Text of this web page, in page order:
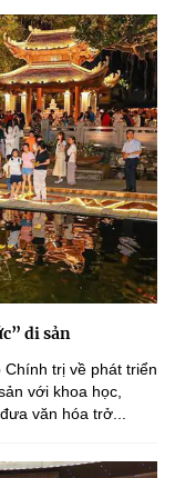
di sản
trị về phát triển
với khoa học,
văn hóa trở...